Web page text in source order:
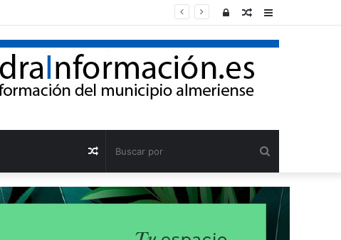
Barra
Publicación
azar
Acceso
por
Publicación
al